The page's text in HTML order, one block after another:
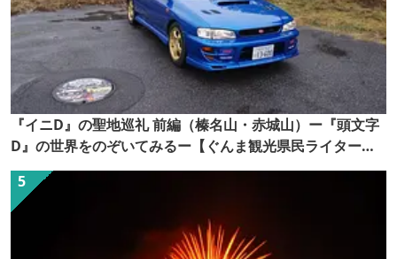
『イニD』の聖地巡礼 前編（榛名山・赤城山）ー『頭文字
D』の世界をのぞいてみるー【ぐんま観光県民ライター
（ぐん記者）】